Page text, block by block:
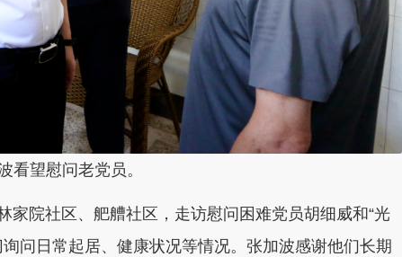
看望慰问老党员。
家院社区、舥艚社区，走访慰问困难党员胡细威和“光
问日常起居、健康状况等情况。张加波感谢他们长期